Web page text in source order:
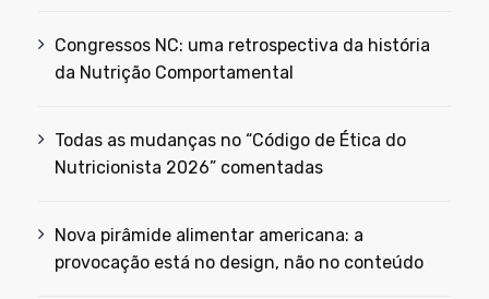
Congressos NC: uma retrospectiva da história
da Nutrição Comportamental
Todas as mudanças no “Código de Ética do
Nutricionista 2026” comentadas
Nova pirâmide alimentar americana: a
provocação está no design, não no conteúdo